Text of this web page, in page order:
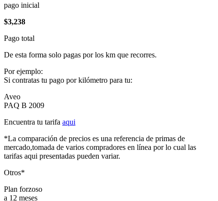
pago inicial
$3,238
Pago total
De esta forma solo pagas por los km que recorres.
Por ejemplo:
Si contratas tu pago por kilómetro para tu:
Aveo
PAQ B 2009
Encuentra tu tarifa aqui
*La comparación de precios es una referencia de primas de
mercado,tomada de varios compradores en línea por lo cual las
tarifas aqui presentadas pueden variar.
Otros*
Plan forzoso
a 12 meses